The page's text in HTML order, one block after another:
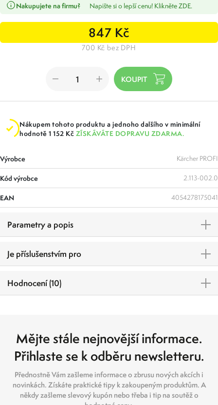
Nakupujete na firmu? Napište si o lepší cenu! Klikněte ZDE.
847 Kč
700 Kč bez DPH
Nákupem tohoto produktu a jednoho dalšího v minimální
hodnotě 1 152 Kč ZÍSKÁVÁTE DOPRAVU ZDARMA.
Výrobce Kärcher PROFI
Kód výrobce 2.113-002.0
EAN 4054278175041
Parametry a popis
Je příslušenstvím pro
Hodnocení (10)
Mějte stále nejnovější informace.
Přihlaste se k odběru newsletteru.
Přednostně Vám zašleme informace o zbrusu nových akcích i
novinkách. Získáte praktické tipy k zakoupeným produktům. A
někdy zašleme slevový kupón nebo třeba i tip na soutěž o